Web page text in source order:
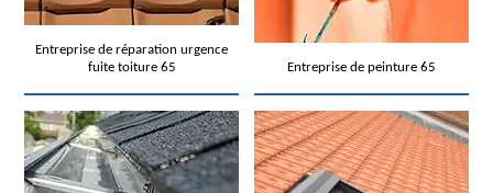
Entreprise de réparation urgence
fuite toiture 65
Entreprise de peinture 65